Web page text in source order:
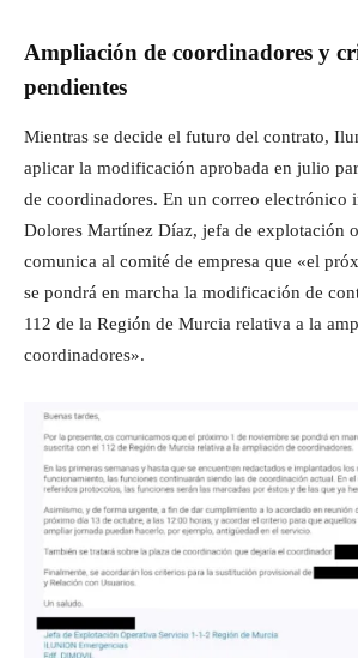
Ampliación de coordinadores y
pendientes
Mientras se decide el futuro del contrato,
aplicar la modificación aprobada en julio
de coordinadores. En un correo electrónico
Dolores Martínez Díaz, jefa de explotación
comunica al comité de empresa que «el
se pondrá en marcha la modificación de
112 de la Región de Murcia relativa a la
coordinadores».